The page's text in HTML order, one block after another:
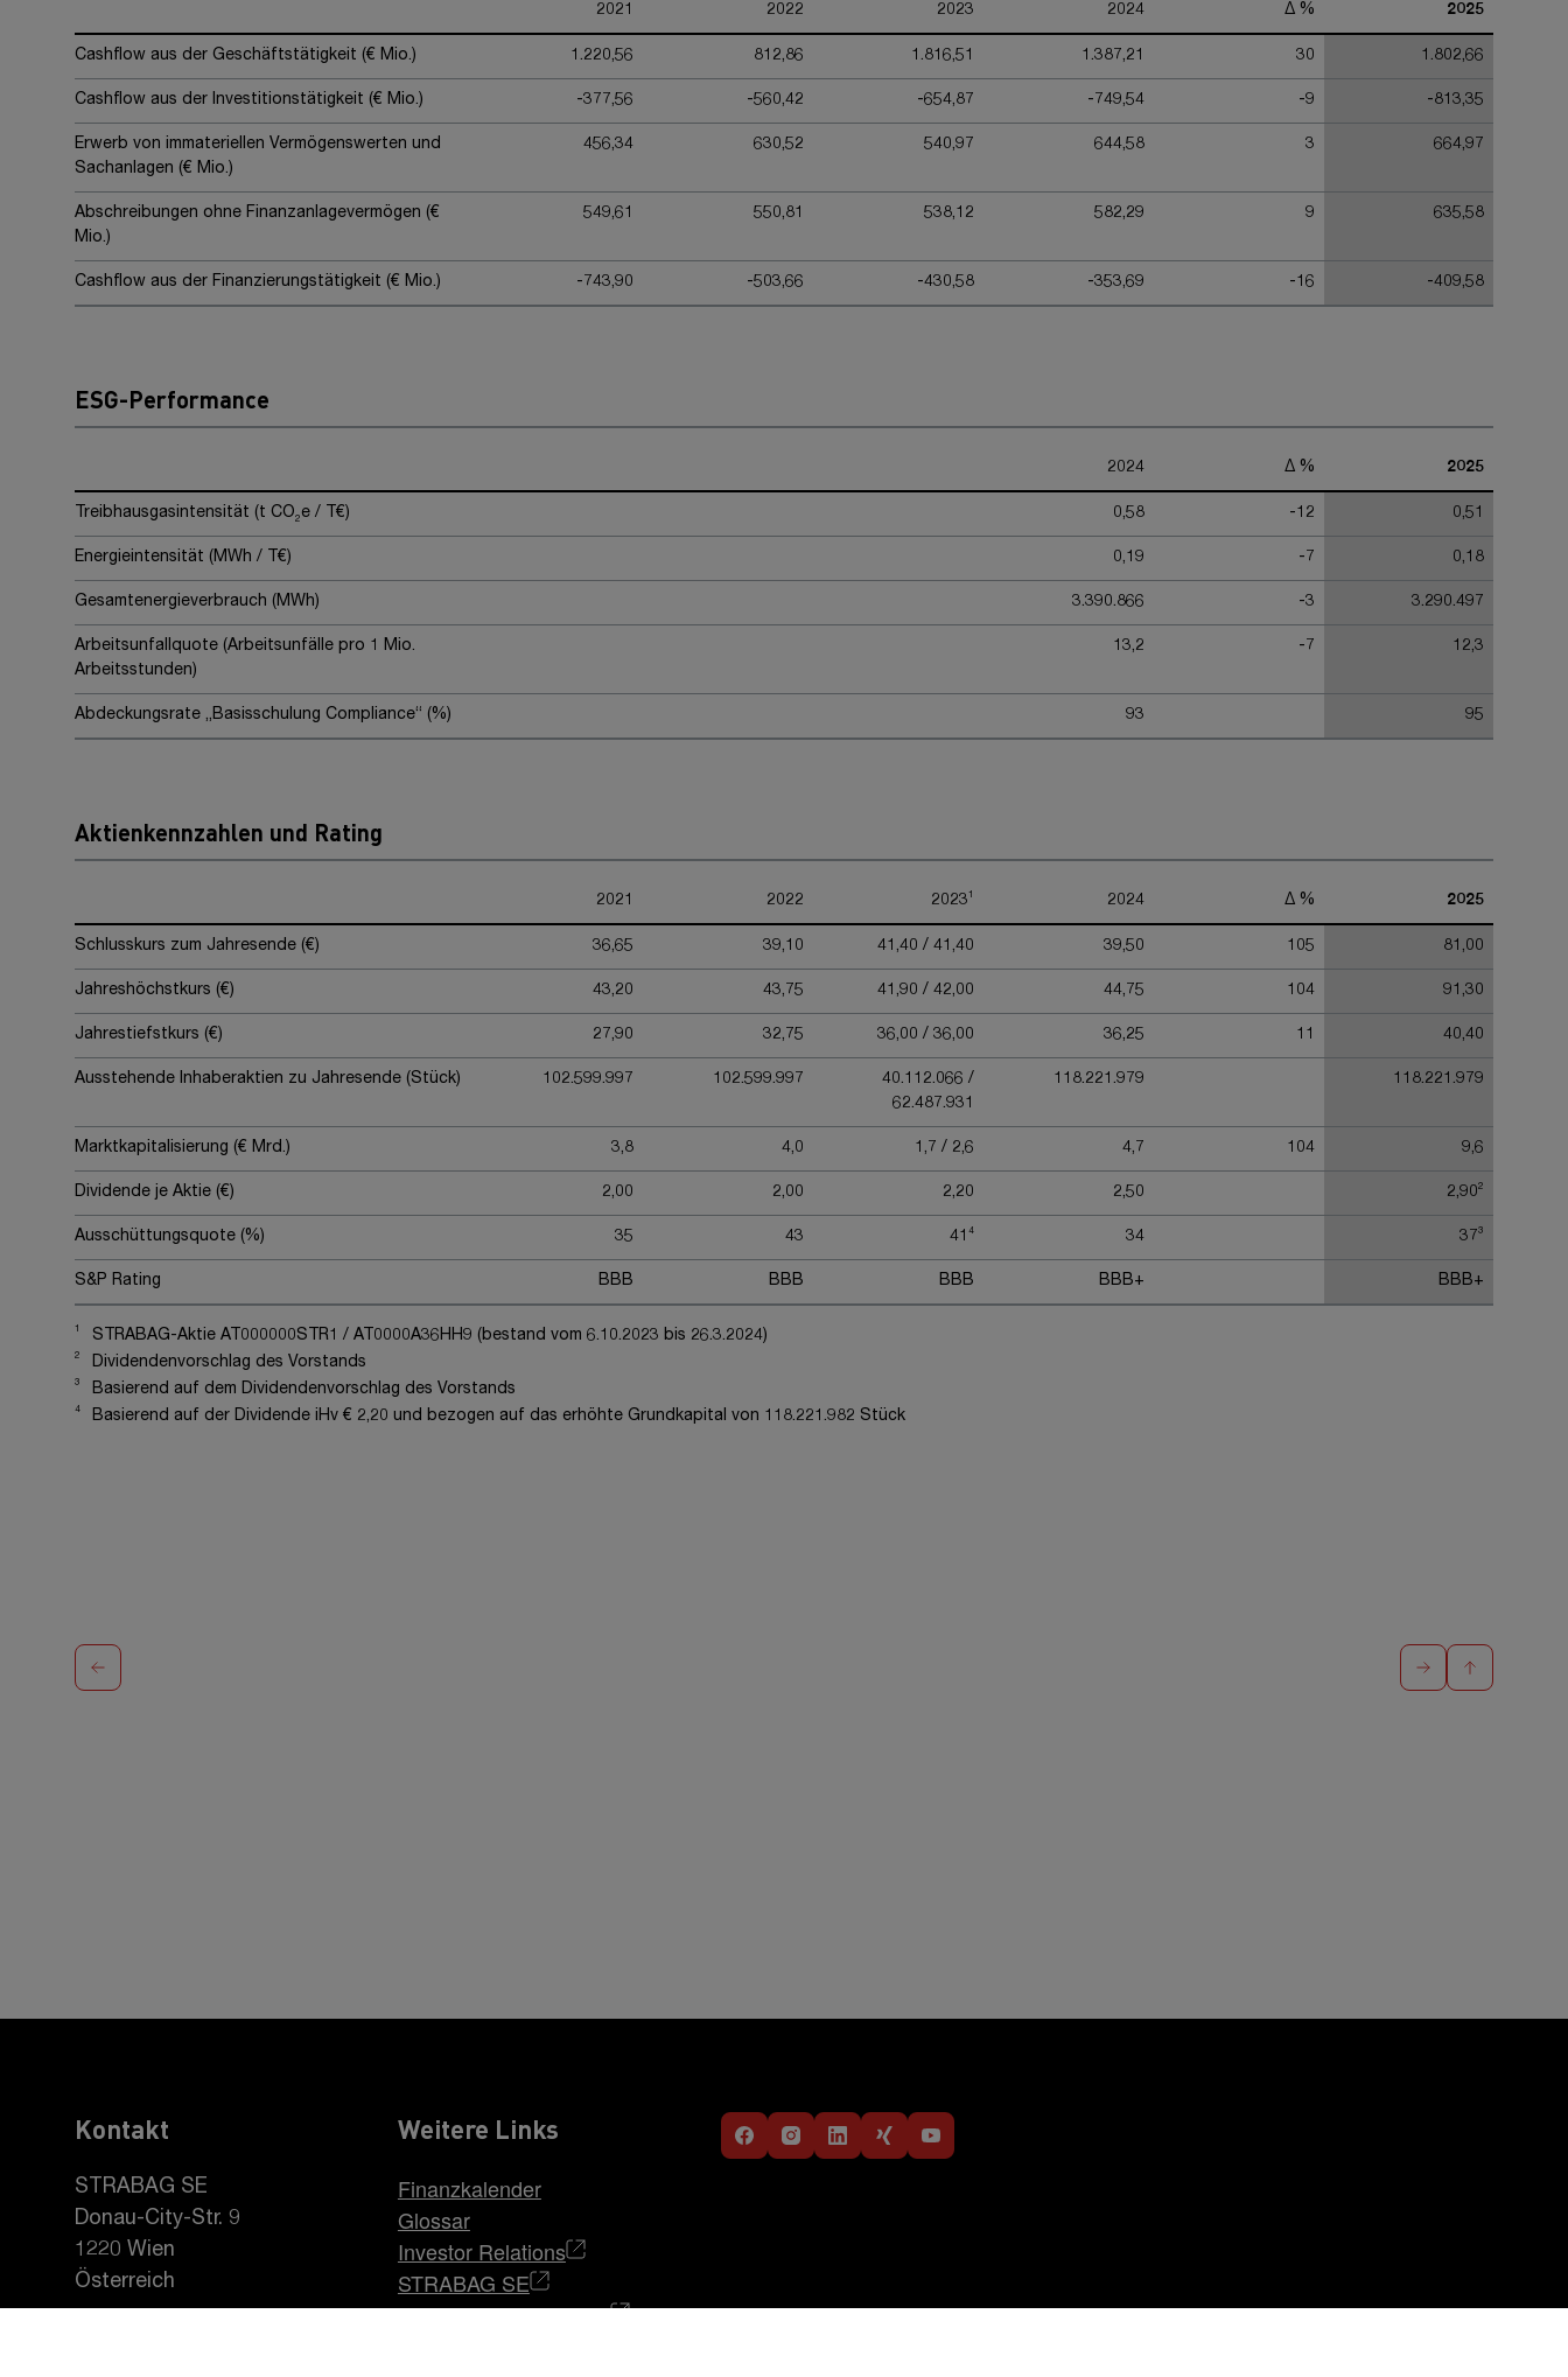
2021 2022 2023 2024 Δ % 2025
Cashflow aus der Geschäftstätigkeit (€ Mio.) 1.220,56 812,86 1.816,51 1.387,21 30 1.802,66
Cashflow aus der Investitionstätigkeit (€ Mio.) -377,56 -560,42 -654,87 -749,54 -9 -813,35
Erwerb von immateriellen Vermögenswerten und
Sachanlagen (€ Mio.)
456,34 630,52 540,97 644,58 3 664,97
Abschreibungen ohne Finanzanlagevermögen (€
Mio.)
549,61 550,81 538,12 582,29 9 635,58
Cashflow aus der Finanzierungstätigkeit (€ Mio.) -743,90 -503,66 -430,58 -353,69 -16 -409,58
ESG-Performance
2024 Δ % 2025
Treibhausgasintensität (t CO2 e / T€) 0,58 -12 0,51
Energieintensität (MWh / T€) 0,19 -7 0,18
Gesamtenergieverbrauch (MWh) 3.390.866 -3 3.290.497
Arbeitsunfallquote (Arbeitsunfälle pro 1 Mio.
Arbeitsstunden)
13,2 -7 12,3
Abdeckungsrate „Basisschulung Compliance“ (%) 93 95
Aktienkennzahlen und Rating
2021 2022 20231 2024 Δ % 2025
Schlusskurs zum Jahresende (€) 36,65 39,10 41,40 / 41,40 39,50 105 81,00
Jahreshöchstkurs (€) 43,20 43,75 41,90 / 42,00 44,75 104 91,30
Jahrestiefstkurs (€) 27,90 32,75 36,00 / 36,00 36,25 11 40,40
Ausstehende Inhaberaktien zu Jahresende (Stück) 102.599.997 102.599.997
40.112.066 /
62.487.931
118.221.979 118.221.979
Marktkapitalisierung (€ Mrd.) 3,8 4,0 1,7 / 2,6 4,7 104 9,6
Dividende je Aktie (€) 2,00 2,00 2,20 2,50 2,902
Ausschüttungsquote (%) 35 43 41 4 34 37 3
S&P Rating BBB BBB BBB BBB+ BBB+
1 STRABAG-Aktie AT000000STR1 / AT0000A36HH9 (bestand vom 6.10.2023 bis 26.3.2024)
2 Dividendenvorschlag des Vorstands
3 Basierend auf dem Dividendenvorschlag des Vorstands
4 Basierend auf der Dividende iHv € 2,20 und bezogen auf das erhöhte Grundkapital von 118.221.982 Stück
Kontakt
STRABAG SE
Donau-City-Str. 9
1220 Wien
Österreich
Weitere Links
Finanzkalender
Glossar
Investor Relations
STRABAG SE
Karriere bei STRABAG